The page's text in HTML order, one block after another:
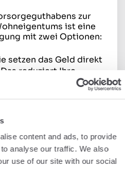
content and ads, to provide
analyse our traffic. We also
use of our site with our social
zur
ist eine
mit zwei Optionen:
setzen das Geld direkt
reduziert Ihre
Zinsen,
künftigen
aus.
Statt das Geld zu
es auf Ihrem
dient der Bank als